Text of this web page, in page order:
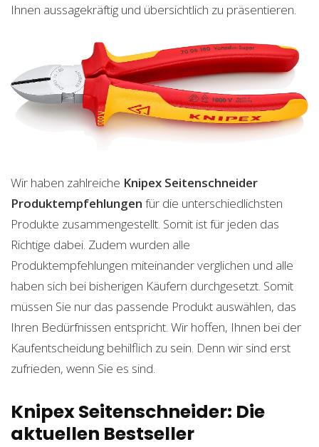
Ihnen aussagekräftig und übersichtlich zu präsentieren.
Wir haben zahlreiche Knipex Seitenschneider
Produktempfehlungen für die unterschiedlichsten
Produkte zusammengestellt. Somit ist für jeden das
Richtige dabei. Zudem wurden alle
Produktempfehlungen miteinander verglichen und alle
haben sich bei bisherigen Käufern durchgesetzt. Somit
müssen Sie nur das passende Produkt auswählen, das
Ihren Bedürfnissen entspricht. Wir hoffen, Ihnen bei der
Kaufentscheidung behilflich zu sein. Denn wir sind erst
zufrieden, wenn Sie es sind.
Knipex Seitenschneider: Die
aktuellen Bestseller